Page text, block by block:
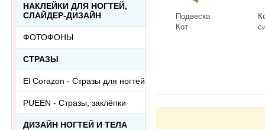
Подвеска
Кот
НАКЛЕЙКИ ДЛЯ НОГТЕЙ,
СЛАЙДЕР-ДИЗАЙН
ФОТОФОНЫ
СТРАЗЫ
El Corazon - Стразы для ногтей
PUEEN - Cтразы, заклёпки
ДИЗАЙН НОГТЕЙ И ТЕЛА